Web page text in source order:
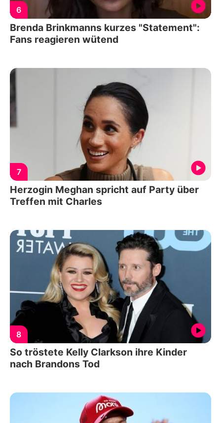
6
Brenda Brinkmanns kurzes "Statement":
Fans reagieren wütend
7
Herzogin Meghan spricht auf Party über
Treffen mit Charles
8
So tröstete Kelly Clarkson ihre Kinder
nach Brandons Tod